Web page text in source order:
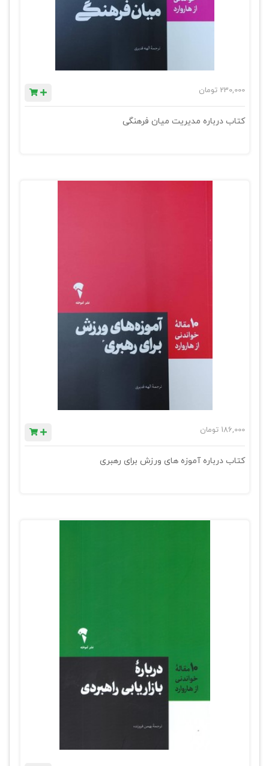
230,000 تومان
کتاب درباره مدیریت میان فرهنگی
186,000 تومان
کتاب درباره آموزه های ورزش برای رهبری